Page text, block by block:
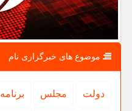
موضوع های خبرگزاری نام
دولت مجلس برنامه